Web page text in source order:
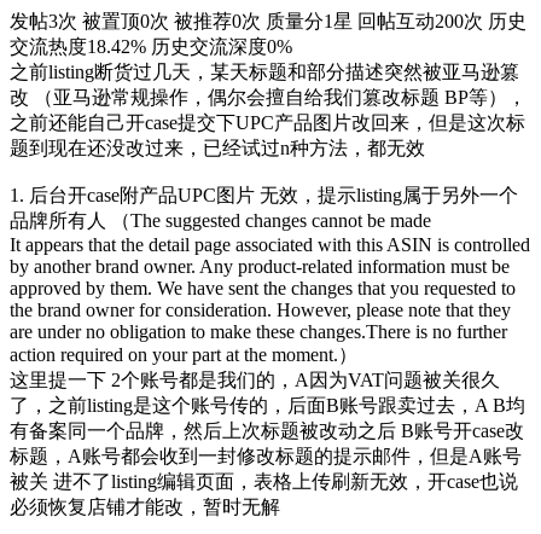
发帖3次 被置顶0次 被推荐0次 质量分1星 回帖互动200次 历史
交流热度18.42% 历史交流深度0%
之前listing断货过几天，某天标题和部分描述突然被亚马逊篡
改 （亚马逊常规操作，偶尔会擅自给我们篡改标题 BP等），
之前还能自己开case提交下UPC产品图片改回来，但是这次标
题到现在还没改过来，已经试过n种方法，都无效
1. 后台开case附产品UPC图片 无效，提示listing属于另外一个
品牌所有人 （The suggested changes cannot be made
It appears that the detail page associated with this ASIN is controlled
by another brand owner. Any product-related information must be
approved by them. We have sent the changes that you requested to
the brand owner for consideration. However, please note that they
are under no obligation to make these changes.There is no further
action required on your part at the moment.）
这里提一下 2个账号都是我们的，A因为VAT问题被关很久
了，之前listing是这个账号传的，后面B账号跟卖过去，A B均
有备案同一个品牌，然后上次标题被改动之后 B账号开case改
标题，A账号都会收到一封修改标题的提示邮件，但是A账号
被关 进不了listing编辑页面，表格上传刷新无效，开case也说
必须恢复店铺才能改，暂时无解